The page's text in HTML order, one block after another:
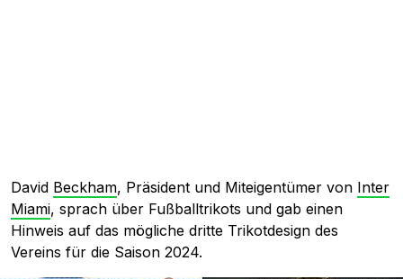
David Beckham, Präsident und Miteigentümer von Inter
Miami, sprach über Fußballtrikots und gab einen
Hinweis auf das mögliche dritte Trikotdesign des
Vereins für die Saison 2024.